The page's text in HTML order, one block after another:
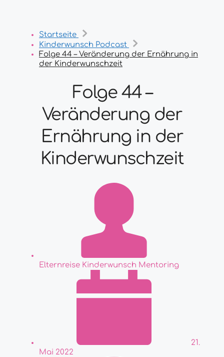
Startseite
Kinderwunsch Podcast
Folge 44 – Veränderung der Ernährung in
der Kinderwunschzeit
Folge 44 –
Veränderung der
Ernährung in der
Kinderwunschzeit
Elternreise Kinderwunsch Mentoring
21.
Mai 2022